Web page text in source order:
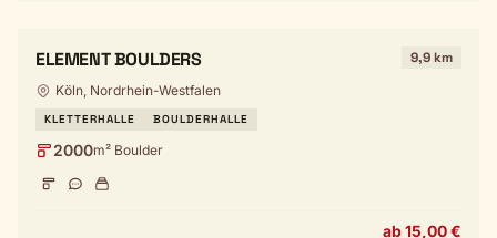
ELEMENT BOULDERS 9,9 km
Köln, Nordrhein-Westfalen
KLETTERHALLE BOULDERHALLE
2000m² Boulder
ab 15,00 €